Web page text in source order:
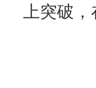
上突破